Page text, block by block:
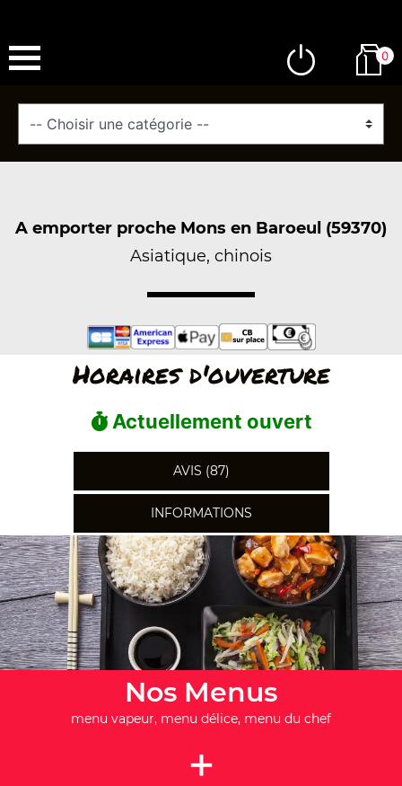
0
A emporter proche Mons en Baroeul (59370)
Asiatique, chinois
Horaires d'ouverture
Actuellement ouvert
AVIS (87)
INFORMATIONS
Nos Menus
menu vapeur, menu délice, menu du chef
+